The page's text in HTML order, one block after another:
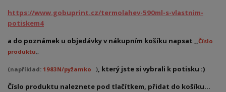
https://www.gobuprint.cz/termolahev-590ml-s-vlastnim-
potiskem4
a do poznámek u objedávky v nákupním košíku napsat ,,Číslo
produktu,,
(například: 1983N/pyžamko ), který jste si vybrali k potisku :)
Číslo produktu naleznete pod tlačítkem, přidat do košíku...